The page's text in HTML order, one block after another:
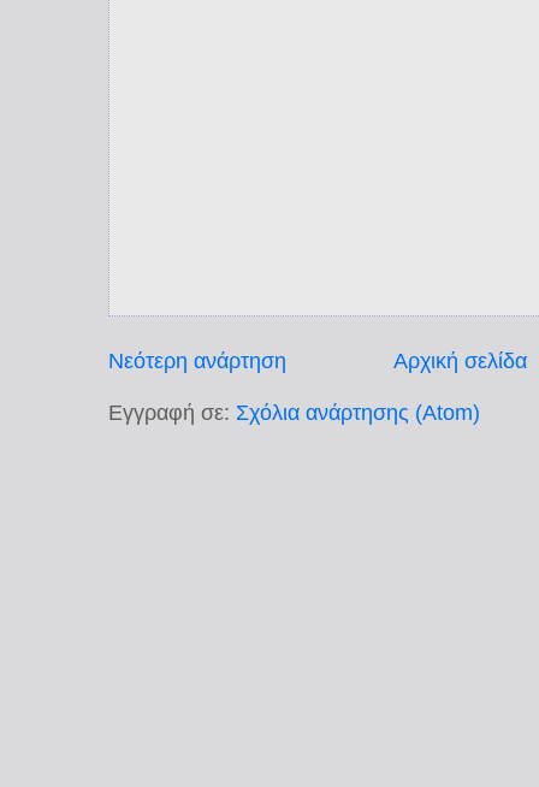
Νεότερη ανάρτηση Αρχική σελίδα
Εγγραφή σε: Σχόλια ανάρτησης (Atom)